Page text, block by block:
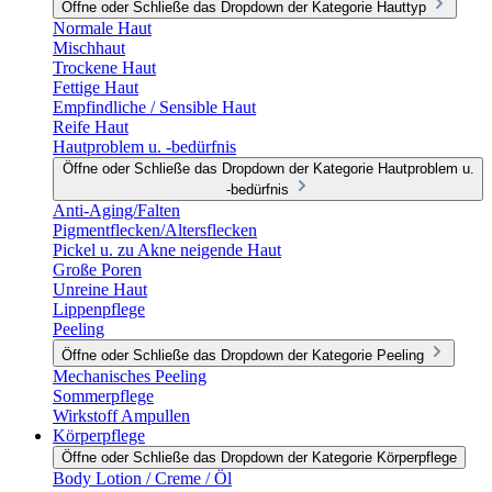
Öffne oder Schließe das Dropdown der Kategorie Hauttyp
Normale Haut
Mischhaut
Trockene Haut
Fettige Haut
Empfindliche / Sensible Haut
Reife Haut
Hautproblem u. -bedürfnis
Öffne oder Schließe das Dropdown der Kategorie Hautproblem u.
-bedürfnis
Anti-Aging/Falten
Pigmentflecken/Altersflecken
Pickel u. zu Akne neigende Haut
Große Poren
Unreine Haut
Lippenpflege
Peeling
Öffne oder Schließe das Dropdown der Kategorie Peeling
Mechanisches Peeling
Sommerpflege
Wirkstoff Ampullen
Körperpflege
Öffne oder Schließe das Dropdown der Kategorie Körperpflege
Body Lotion / Creme / Öl